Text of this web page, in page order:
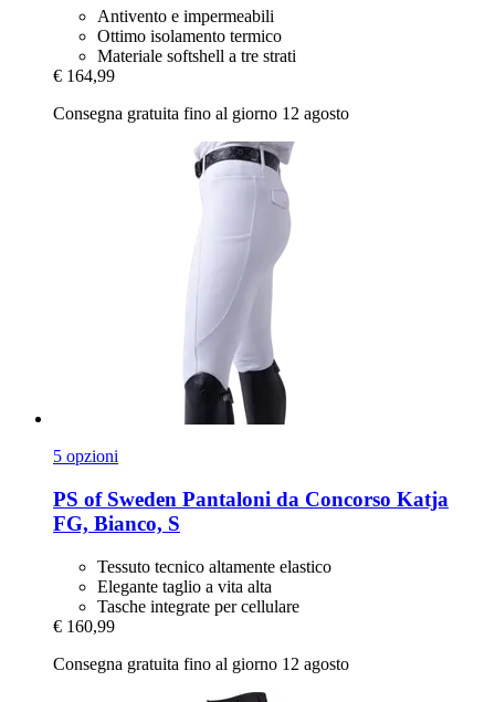
Antivento e impermeabili
Ottimo isolamento termico
Materiale softshell a tre strati
€ 164,99
Consegna gratuita fino al giorno 12 agosto
5 opzioni
PS of Sweden Pantaloni da Concorso Katja
FG, Bianco, S
Tessuto tecnico altamente elastico
Elegante taglio a vita alta
Tasche integrate per cellulare
€ 160,99
Consegna gratuita fino al giorno 12 agosto